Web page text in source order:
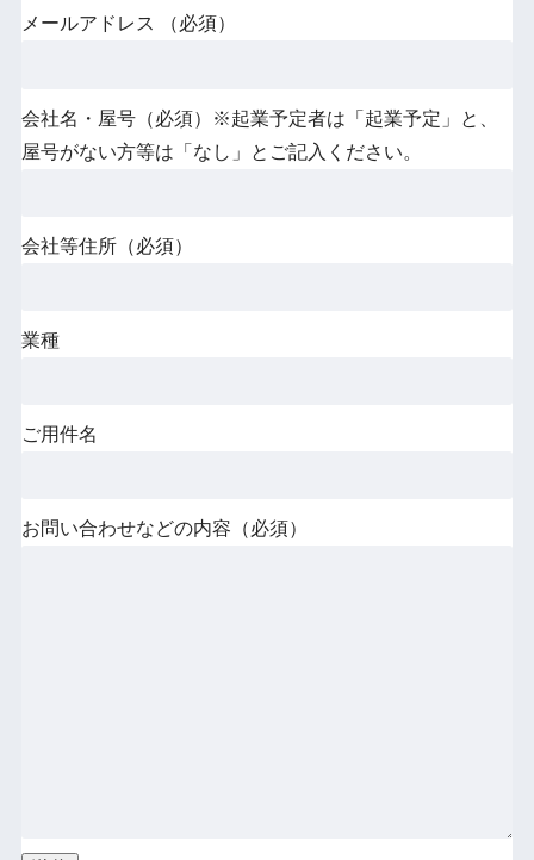
メールアドレス （必須）
会社名・屋号（必須）※起業予定者は「起業予定」と、
屋号がない方等は「なし」とご記入ください。
会社等住所（必須）
業種
ご用件名
お問い合わせなどの内容（必須）